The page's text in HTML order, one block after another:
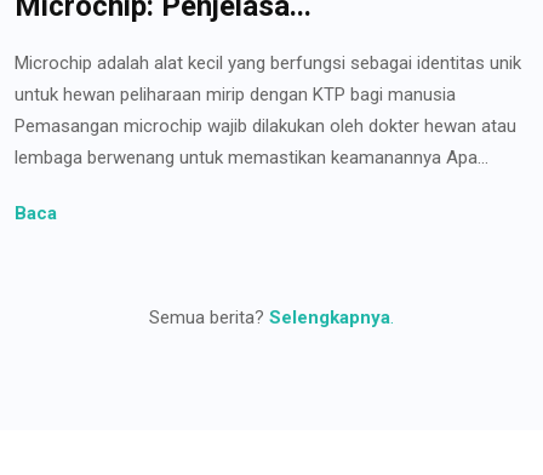
Microchip adalah alat kecil yang berfungsi sebagai identitas unik
untuk hewan peliharaan mirip dengan KTP bagi manusia
Pemasangan microchip wajib dilakukan oleh dokter hewan atau
lembaga berwenang untuk memastikan keamanannya Apa...
Baca
Semua berita? Selengkapnya